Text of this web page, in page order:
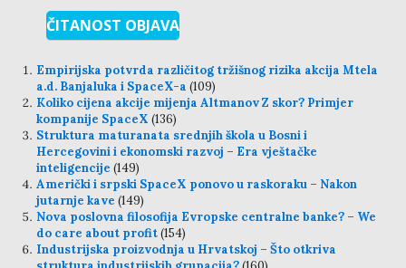
ČITANOST OBJAVA
Empirijska potvrda različitog tržišnog rizika akcija Mtela
a.d. Banjaluka i SpaceX-a (109)
Koliko cijena akcije mijenja Altmanov Z skor? Primjer
kompanije SpaceX (136)
Struktura maturanata srednjih škola u Bosni i
Hercegovini i ekonomski razvoj – Era vještačke
inteligencije (149)
Američki i srpski SpaceX ponovo u raskoraku – Nakon
jutarnje kave (149)
Nova poslovna filosofija Evropske centralne banke? – We
do care about profit(154)
Industrijska proizvodnja u Hrvatskoj – Što otkriva